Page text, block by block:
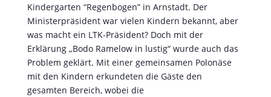
Kindergarten “Regenbogen” in Arnstadt. Der
Ministerpräsident war vielen Kindern bekannt, aber
was macht ein LTK-Präsident? Doch mit der
Erklärung „Bodo Ramelow in lustig“ wurde auch das
Problem geklärt. Mit einer gemeinsamen Polonäse
mit den Kindern erkundeten die Gäste den
gesamten Bereich, wobei die